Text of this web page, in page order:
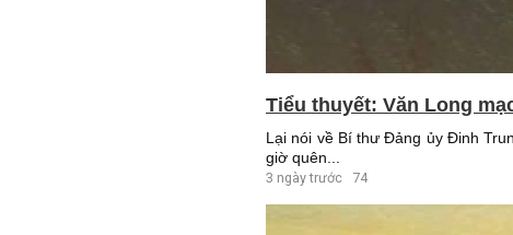
Tiểu thuyết: Văn Long
Lại nói về Bí thư Đảng ủy Đinh
giờ quên...
3 ngày trước 74